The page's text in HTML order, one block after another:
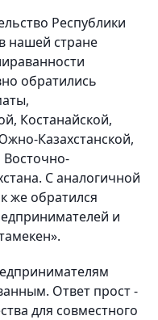
Республики
нашей стране
обратились
Костанайской,
Казахстанской,
С аналогичной
же обратился
и
Ответ прост -
для совместного